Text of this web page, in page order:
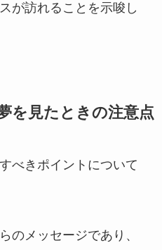
が訪れることを示唆し
を見たときの注意点
べきポイントについて
のメッセージであり、